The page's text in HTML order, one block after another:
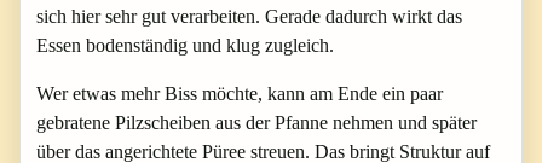
sich hier sehr gut verarbeiten. Gerade dadurch wirkt das
Essen bodenständig und klug zugleich.
Wer etwas mehr Biss möchte, kann am Ende ein paar
gebratene Pilzscheiben aus der Pfanne nehmen und später
über das angerichtete Püree streuen. Das bringt Struktur auf